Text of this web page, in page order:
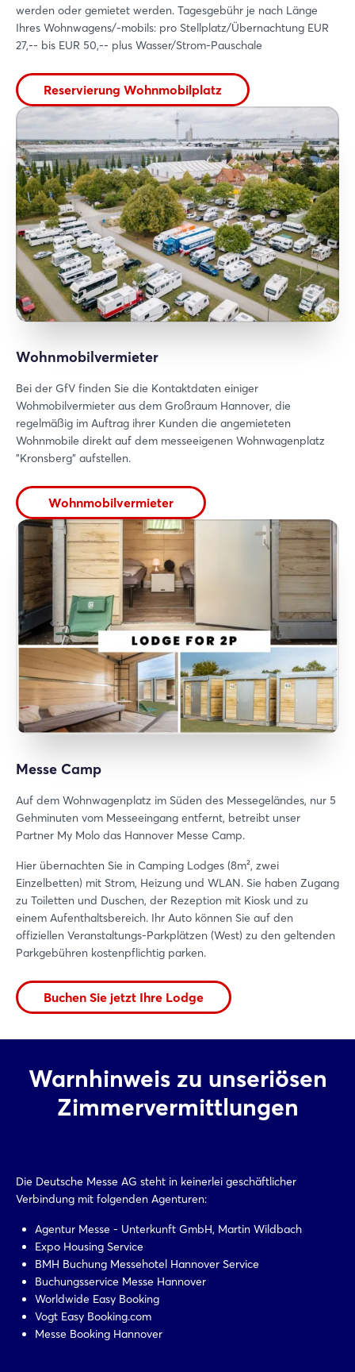
werden oder gemietet werden. Tagesgebühr je nach Länge
Ihres Wohnwagens/-mobils: pro Stellplatz/Übernachtung EUR
27,-- bis EUR 50,-- plus Wasser/Strom-Pauschale
Reservierung Wohnmobilplatz
Wohnmobilvermieter
Bei der GfV finden Sie die Kontaktdaten einiger
Wohmobilvermieter aus dem Großraum Hannover, die
regelmäßig im Auftrag ihrer Kunden die angemieteten
Wohnmobile direkt auf dem messeeigenen Wohnwagenplatz
"Kronsberg" aufstellen.
Wohnmobilvermieter
Messe Camp
Auf dem Wohnwagenplatz im Süden des Messegeländes, nur 5
Gehminuten vom Messeeingang entfernt, betreibt unser
Partner My Molo das Hannover Messe Camp.
Hier übernachten Sie in Camping Lodges (8m², zwei
Einzelbetten) mit Strom, Heizung und WLAN. Sie haben Zugang
zu Toiletten und Duschen, der Rezeption mit Kiosk und zu
einem Aufenthaltsbereich. Ihr Auto können Sie auf den
offiziellen Veranstaltungs-Parkplätzen (West) zu den geltenden
Parkgebühren kostenpflichtig parken.
Buchen Sie jetzt Ihre Lodge
Warnhinweis zu unseriösen
Zimmervermittlungen
Die Deutsche Messe AG steht in keinerlei geschäftlicher
Verbindung mit folgenden Agenturen:
Agentur Messe - Unterkunft GmbH, Martin Wildbach
Expo Housing Service
BMH Buchung Messehotel Hannover Service
Buchungsservice Messe Hannover
Worldwide Easy Booking
Vogt Easy Booking.com
Messe Booking Hannover
Login
Einloggen
Passwort vergessen?
Noch nicht angemeldet?
Jetzt registrieren